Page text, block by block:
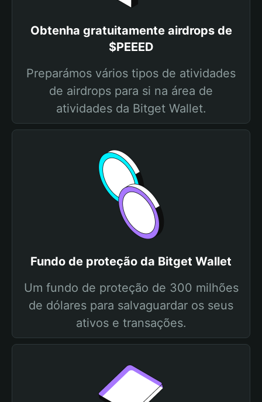
Obtenha gratuitamente airdrops de
$PEEED
Preparámos vários tipos de atividades
de airdrops para si na área de
atividades da Bitget Wallet.
Fundo de proteção da Bitget Wallet
Um fundo de proteção de 300 milhões
de dólares para salvaguardar os seus
ativos e transações.